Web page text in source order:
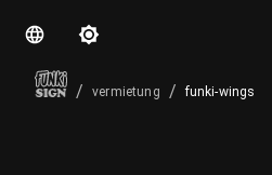
/ vermietung / funki-wings